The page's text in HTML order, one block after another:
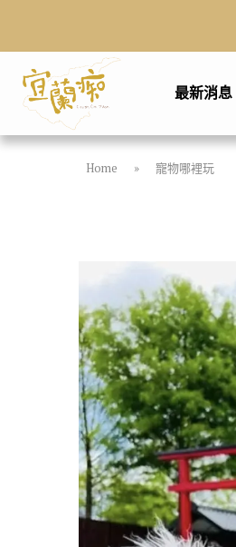
最新消息
Home » 寵物哪裡玩